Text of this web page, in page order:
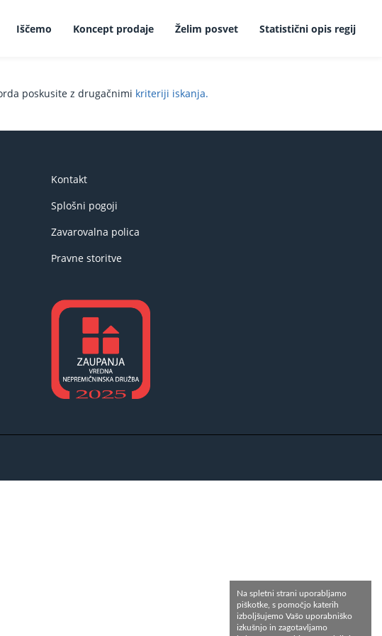
Iščemo Koncept prodaje Želim posvet Statistični opis regij
poskusite z drugačnimi kriteriji iskanja.
Kontakt
Splošni pogoji
Zavarovalna polica
Pravne storitve
Na spletni strani uporabljamo
piškotke, s pomočjo katerih
izboljšujemo Vašo uporabniško
izkušnjo in zagotavljamo